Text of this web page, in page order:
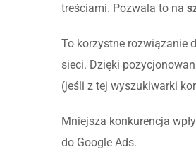
treściami. Pozwala to na
To korzystne rozwiązanie
sieci. Dzięki
(jeśli z tej wyszukiwarki
Mniejsza konkurencja
do Google Ads.